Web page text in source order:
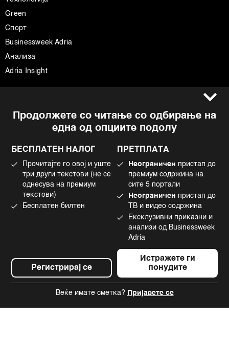
Продолжете со читање со одбирање на
една од опциите подолу
БЕСПЛАТЕН НАЛОГ
Прочитајте го овој и уште
три други текстови (не се
однесува на премиум
текстови)
Бесплатен билтен
Регистрирај се
ПРЕТПЛАТА
Неограничен пристап до
премиум содржина на
сите 5 портали
Неограничен пристап до
ТВ и видео содржина
Ексклузивни приказни и
анализи од Businessweek
Adria
Истражете ги
понудите
Веќе имате сметка? Пријавете се
Green
Спорт
Businessweek Adria
Анализа
Adria Insight
Импресум
Политика на приватност
Употреба на вештачка интелигенција
Facebook
Instagram
Tiktok
©2022 - 2026 Bloomberg L.P. All Rights Reserved. BLOOMBERG and the
BLOOMBERG logo are registered trademarks and service marks of
Bloomberg Finance L.P. or its subsidiaries, displayed with permission
Bloomberg Adria is a Mtel Swiss SA Property
News CMS by Cubes